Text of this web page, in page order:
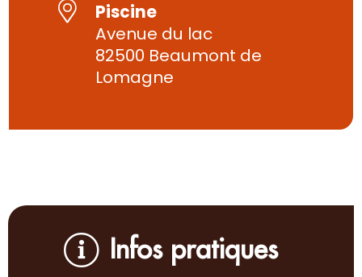
Piscine
Avenue du lac
82500 Beaumont de
Lomagne
Infos pratiques